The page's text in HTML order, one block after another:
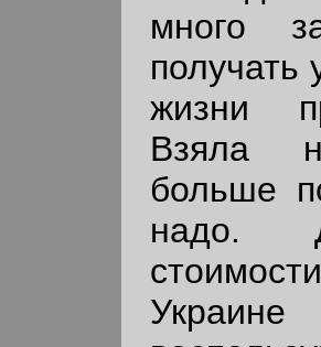
много
получать
жизни
Взяла
больше
надо.